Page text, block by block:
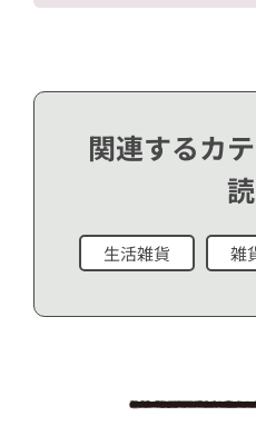
関連するカ
生活雑貨 雑